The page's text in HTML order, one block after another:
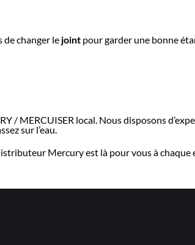
de changer le joint pour garder une bonne
/ MERCUISER local. Nous disposons
sur l’eau.
Mercury est là pour vous à chaque